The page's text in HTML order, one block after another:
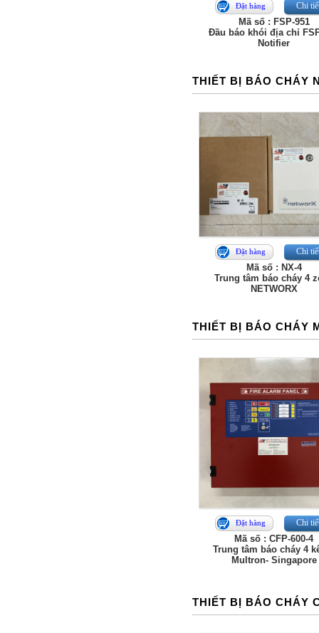
Đặt hàng Chi
Mã số : FSP-951
Đầu báo khói địa chỉ
Notifier
THIẾT BỊ BÁO CHÁY
Đặt hàng Chi
Mã số : NX-4
Trung tâm báo cháy 4
NETWORX
THIẾT BỊ BÁO CHÁY
Đặt hàng Chi
Mã số : CFP-600-4
Trung tâm báo cháy 4
Multron- Singapore
THIẾT BỊ BÁO CHÁY